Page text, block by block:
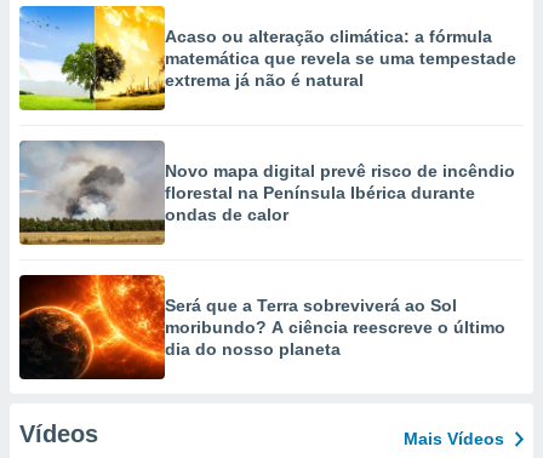
Acaso ou alteração climática: a fórmula
matemática que revela se uma tempestade
extrema já não é natural
Novo mapa digital prevê risco de incêndio
florestal na Península Ibérica durante
ondas de calor
Será que a Terra sobreviverá ao Sol
moribundo? A ciência reescreve o último
dia do nosso planeta
Vídeos Mais Vídeos